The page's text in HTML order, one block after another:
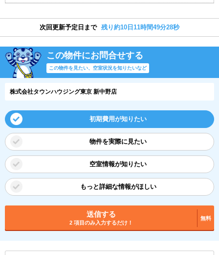
次回更新予定日まで 残り約10日11時間49分28秒
この物件にお問合せする
この物件を見たい、空室状況を知りたいなど
株式会社タウンハウジング東京 新中野店
初期費用が知りたい
物件を実際に見たい
空室情報が知りたい
もっと詳細な情報がほしい
送信する
2 項目のみ入力するだけ！
無料